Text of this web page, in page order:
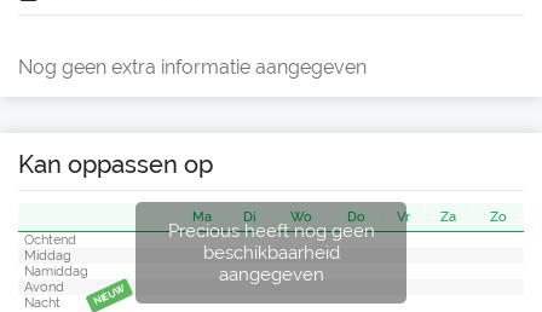
Nog geen extra informatie aangegeven
Kan oppassen op
Precious heeft nog geen
beschikbaarheid
aangegeven
Ma Di Wo Do Vr Za
Zo
Ochtend
Middag
Namiddag
Avond
Nacht
NIEUW